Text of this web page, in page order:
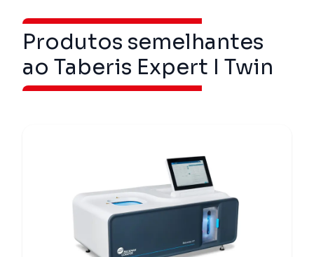
Produtos semelhantes
ao Taberis Expert I Twin